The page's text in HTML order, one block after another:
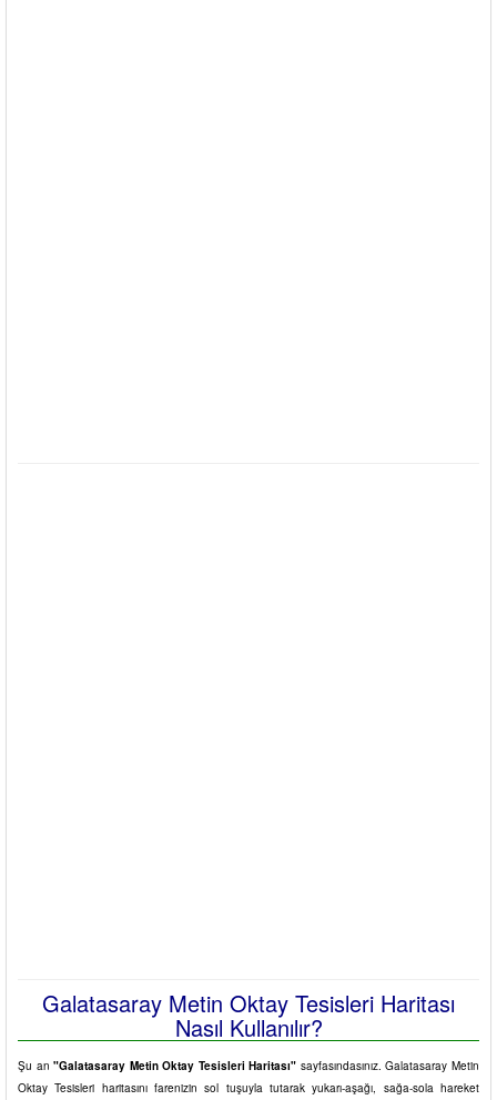
Galatasaray Metin Oktay Tesisleri Haritası
Nasıl Kullanılır?
Şu an"Galatasaray Metin Oktay Tesisleri Haritası" sayfasındasınız. Galatasaray Metin
Oktay Tesisleri haritasını farenizin sol tuşuyla tutarak yukarı-aşağı, sağa-sola hareket